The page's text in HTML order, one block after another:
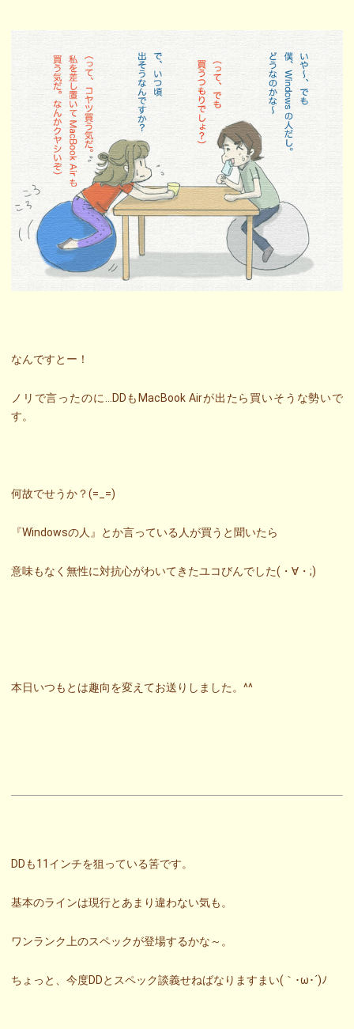
なんですとー！
ノリで言ったのに…DDもMacBook Airが出たら買いそうな勢いで
す。
何故でせうか？(=_=)
『Windowsの人』とか言っている人が買うと聞いたら
意味もなく無性に対抗心がわいてきたユコびんでした(・∀・;)
本日いつもとは趣向を変えてお送りしました。^^
DDも11インチを狙っている筈です。
基本のラインは現行とあまり違わない気も。
ワンランク上のスペックが登場するかな～。
ちょっと、今度DDとスペック談義せねばなりますまい(｀･ω･´)ﾉ